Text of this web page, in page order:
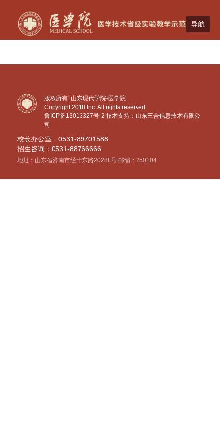
版权所有: 山东现代学院-医学院
Copyright 2018 Inc. All rights reserved
鲁ICP备13013327号-2 技术支持：山东三合信息技术有限公
司
校长办公室：0531-89701588
招生咨询：0531-88766666
地址：山东省济南市经十东路20288号 邮编：250104